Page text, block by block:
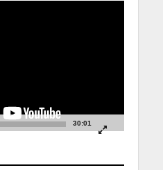
30:01